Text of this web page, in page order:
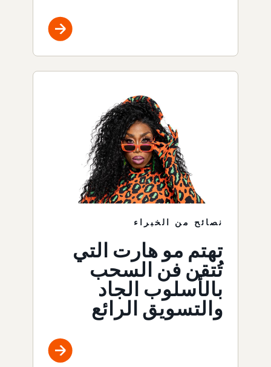
نصائح من الخبراء
تهتم مو هارت التي
تُتقن فن السحب
بالأسلوب الجاد
والتسويق الرائع